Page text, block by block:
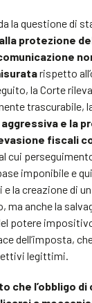
la questione di
protezione
rispetto
la Corte
trascurabile,
e la
fiscali
cui
imponibile e
la creazione di
ma anche la
potere
dell’imposta,
legittimi.
che l’obbligo di